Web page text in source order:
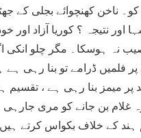
ناخن کھنچوائے بجلی کے
اور نتیجہ ؟ کوریا آزاد اور
نہ ہوسکا۔ مگر چلو انکی
پر فلمیں ڈرامے تو بنا رہی
پر میمز بنا رہی ہے ، تقسیم
غلام بن جانے کو مری
ہند کے خلاف بکواس کرتے ہیں